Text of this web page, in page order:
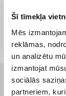
Šī tīmekļa
Mēs
reklāmas,
un analizētu
izmantojat
sociālās
partneriem,
Augusts 10d.